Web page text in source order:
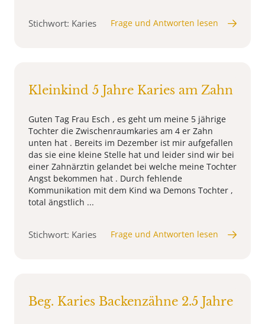
Stichwort: Karies Frage und Antworten lesen
Kleinkind 5 Jahre Karies am Zahn
Guten Tag Frau Esch , es geht um meine 5 jährige
Tochter die Zwischenraumkaries am 4 er Zahn
unten hat . Bereits im Dezember ist mir aufgefallen
das sie eine kleine Stelle hat und leider sind wir bei
einer Zahnärztin gelandet bei welche meine Tochter
Angst bekommen hat . Durch fehlende
Kommunikation mit dem Kind wa Demons Tochter ,
total ängstlich ...
Stichwort: Karies Frage und Antworten lesen
Beg. Karies Backenzähne 2.5 Jahre